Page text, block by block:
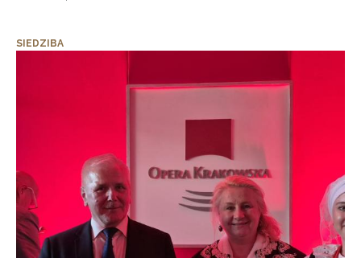
SIEDZIBA